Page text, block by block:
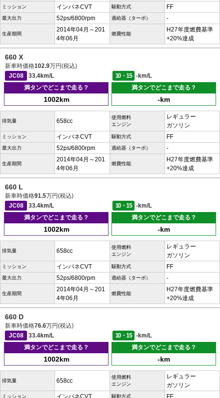
ミッション インパネCVT 駆動方式 FF
最大出力 52ps/6800rpm 過給器（ターボ） -
生産期間
2014年04月～201
4年06月
燃費性能
H27年度燃費基準
+20%達成
660 X
新車時価格102.9万円(税込)
JC08
33.4km/L 10・15
-km/L
満タンでどこまで走る？
1002km
満タンでどこまで走る？
-km
排気量 658cc
使用燃料
エンジン
レギュラー
ガソリン
ミッション インパネCVT 駆動方式 FF
最大出力 52ps/6800rpm 過給器（ターボ） -
生産期間
2014年04月～201
4年06月
燃費性能
H27年度燃費基準
+20%達成
660 L
新車時価格91.5万円(税込)
JC08
33.4km/L 10・15
-km/L
満タンでどこまで走る？
1002km
満タンでどこまで走る？
-km
排気量 658cc
使用燃料
エンジン
レギュラー
ガソリン
ミッション インパネCVT 駆動方式 FF
最大出力 52ps/6800rpm 過給器（ターボ） -
生産期間
2014年04月～201
4年06月
燃費性能
H27年度燃費基準
+20%達成
660 D
新車時価格76.6万円(税込)
JC08
33.4km/L 10・15
-km/L
満タンでどこまで走る？
1002km
満タンでどこまで走る？
-km
排気量 658cc
使用燃料
エンジン
レギュラー
ガソリン
ミッション 駆動方式